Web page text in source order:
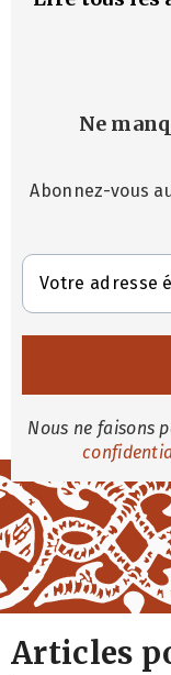
Ne
Abonnez-vous
Nous ne faisons
Articles